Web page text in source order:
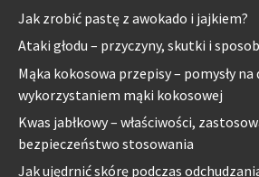
Jak zrobić pastę z awokado i jajkiem?
Ataki głodu – przyczyny, skutki i
Mąka kokosowa przepisy – pomysły na
wykorzystaniem mąki kokosowej
Kwas jabłkowy – właściwości,
bezpieczeństwo stosowania
Jak ujędrnić skórę podczas